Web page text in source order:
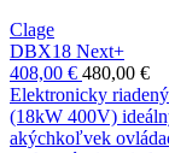
Clage
DBX18 Next+
408,00 € 480,00 €
Elektronicky
(18kW 400V)
akýchkoľvek